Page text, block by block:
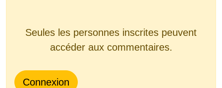
Seules les personnes inscrites peuvent
accéder aux commentaires.
Connexion